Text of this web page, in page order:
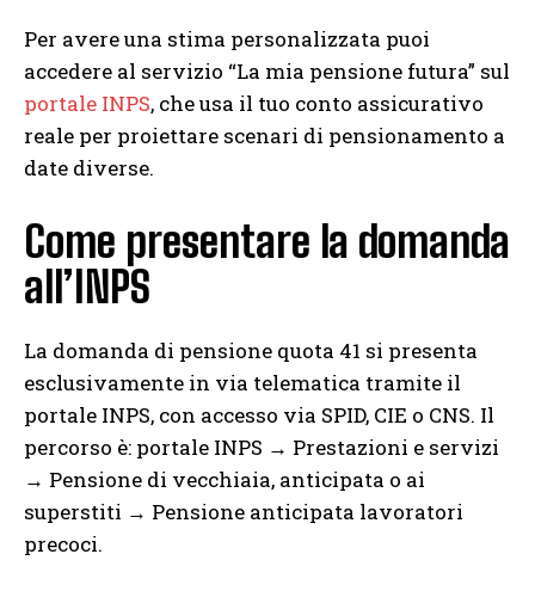
Per avere una stima personalizzata puoi
accedere al servizio “La mia pensione futura” sul
portale INPS, che usa il tuo conto assicurativo
reale per proiettare scenari di pensionamento a
date diverse.
Come presentare la domanda
all’INPS
La domanda di pensione quota 41 si presenta
esclusivamente in via telematica tramite il
portale INPS, con accesso via SPID, CIE o CNS. Il
percorso è: portale INPS → Prestazioni e servizi
→ Pensione di vecchiaia, anticipata o ai
superstiti → Pensione anticipata lavoratori
precoci.